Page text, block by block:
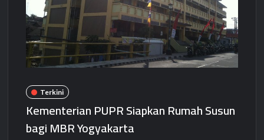
Terkini
Kementerian PUPR Siapkan Rumah Susun
bagi MBR Yogyakarta